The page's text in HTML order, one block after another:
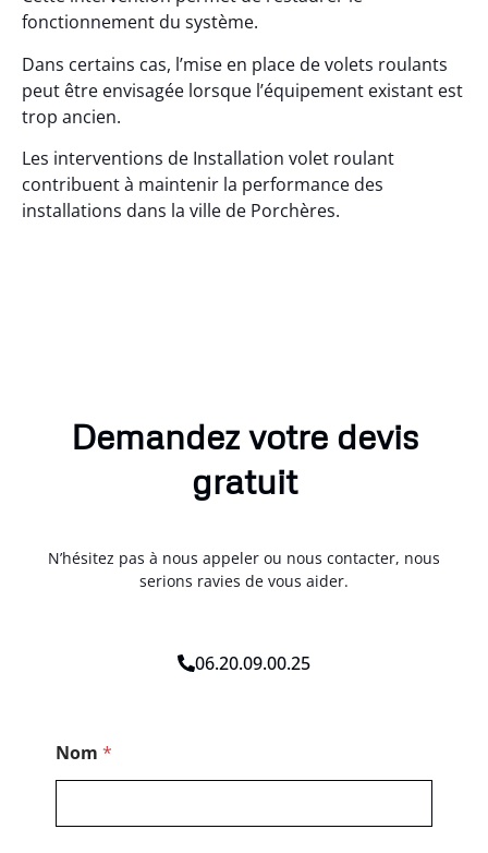
fonctionnement du système.
Dans certains cas, l’mise en place de volets roulants
peut être envisagée lorsque l’équipement existant est
trop ancien.
Les interventions de Installation volet roulant
contribuent à maintenir la performance des
installations dans la ville de Porchères.
Demandez votre devis
gratuit
N’hésitez pas à nous appeler ou nous contacter, nous
serions ravies de vous aider.
06.20.09.00.25
Nom *